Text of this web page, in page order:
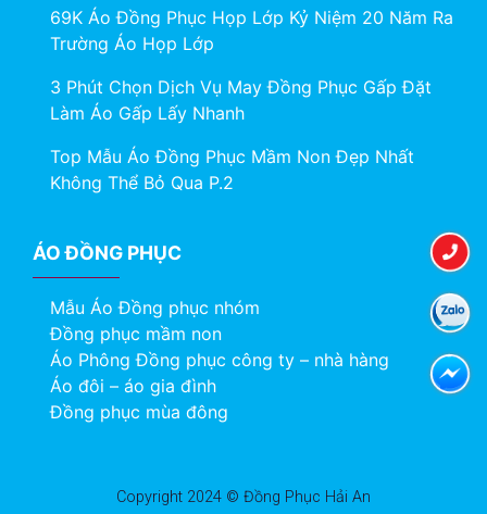
69K Áo Đồng Phục Họp Lớp Kỷ Niệm 20 Năm Ra
Trường Áo Họp Lớp
3 Phút Chọn Dịch Vụ May Đồng Phục Gấp Đặt
Làm Áo Gấp Lấy Nhanh
Top Mẫu Áo Đồng Phục Mầm Non Đẹp Nhất
Không Thể Bỏ Qua P.2
ÁO ĐỒNG PHỤC
Mẫu Áo Đồng phục nhóm
Đồng phục mầm non
Áo Phông Đồng phục công ty – nhà hàng
Áo đôi – áo gia đình
Đồng phục mùa đông
Copyright 2024 © Đồng Phục Hải An